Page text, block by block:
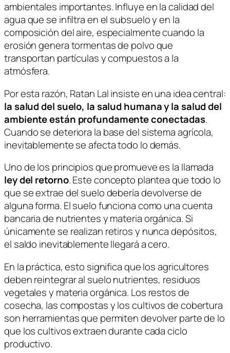
ambientales importantes. Influye en la calidad del
agua que se infiltra en el subsuelo y en la
composición del aire, especialmente cuando la
erosión genera tormentas de polvo que
transportan partículas y compuestos a la
atmósfera.
Por esta razón, Ratan Lalinsiste en una idea central:
la salud del suelo, la salud humana y la salud del
ambiente están profundamente conectadas.
Cuando se deteriora la base del sistema agrícola,
inevitablemente se afecta todo lo demás.
Uno de los principios que promueve es la llamada
ley del retorno. Este concepto plantea que todo lo
que se extrae del suelo debería devolverse de
alguna forma. El suelo funciona como una cuenta
bancaria de nutrientes y materia orgánica. Si
únicamente se realizan retiros y nunca depósitos,
el saldo inevitablemente llegará a cero.
En la práctica, esto significa que los agricultores
deben reintegrar al suelo nutrientes, residuos
vegetales y materia orgánica. Los restos de
cosecha, las compostas y los cultivos de cobertura
son herramientas que permiten devolver parte de lo
que los cultivos extraen durante cada ciclo
productivo.